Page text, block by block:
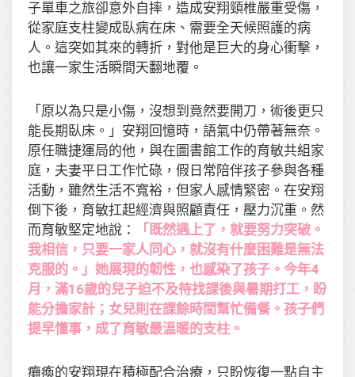
子單車之旅卻意外自摔，造成安翔頸椎嚴重受傷，
從家庭支柱變成臥病在床、需要全天候照護的病
人。這突如其來的轉折，對他是巨大的身心衝擊，
也讓一家生活瞬間天翻地覆。
「原以為只是小傷，沒想到竟然要開刀，術後更只
能長期臥床。」安翔回憶時，語氣中仍帶著無奈。
原任職捷運局的他，與在圖書館工作的育敏共組家
庭，夫妻平日工作忙碌，假日常陪伴孩子參與各種
活動，雖然生活不寬裕，但家人感情緊密。在安翔
倒下後，育敏扛起經濟與照顧責任，壓力沉重。然
而育敏堅定地說：
「既然遇上了，就要努力突破。
我相信，只要一家人同心，就沒有什麼困難是無法
克服的。」她展現的韌性，也感染了孩子。今年4
月，滿16歲的兒子迫不及待找課後與暑期打工，盼
能分擔家計；女兒則在課餘時間幫忙備餐。孩子們
提早懂事，成了育敏最溫暖的支柱。
癱瘓的安翔現在積極配合治療，只盼恢復一點自主